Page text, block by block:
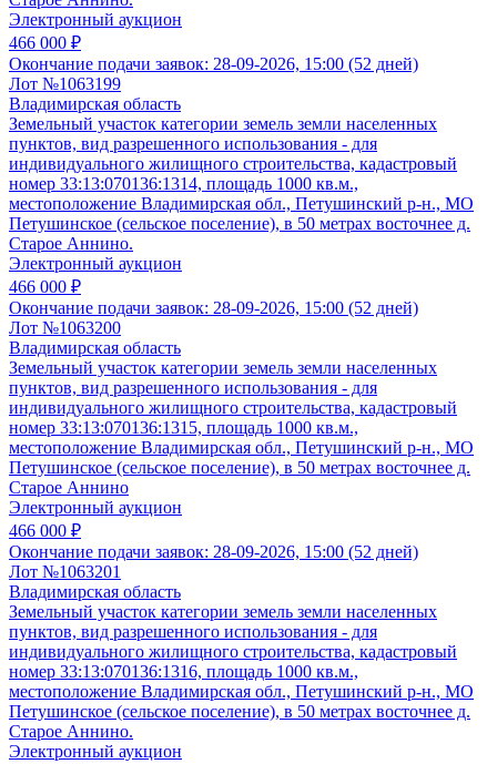
Электронный аукцион
466 000 ₽
Окончание подачи заявок: 28-09-2026, 15:00 (52 дней)
Лот №1063199
Владимирская область
Земельный участок категории земель земли населенных
пунктов, вид разрешенного использования - для
индивидуального жилищного строительства, кадастровый
номер 33:13:070136:1314, площадь 1000 кв.м.,
местоположение Владимирская обл., Петушинский р-н., МО
Петушинское (сельское поселение), в 50 метрах восточнее д.
Старое Аннино.
Электронный аукцион
466 000 ₽
Окончание подачи заявок: 28-09-2026, 15:00 (52 дней)
Лот №1063200
Владимирская область
Земельный участок категории земель земли населенных
пунктов, вид разрешенного использования - для
индивидуального жилищного строительства, кадастровый
номер 33:13:070136:1315, площадь 1000 кв.м.,
местоположение Владимирская обл., Петушинский р-н., МО
Петушинское (сельское поселение), в 50 метрах восточнее д.
Старое Аннино
Электронный аукцион
466 000 ₽
Окончание подачи заявок: 28-09-2026, 15:00 (52 дней)
Лот №1063201
Владимирская область
Земельный участок категории земель земли населенных
пунктов, вид разрешенного использования - для
индивидуального жилищного строительства, кадастровый
номер 33:13:070136:1316, площадь 1000 кв.м.,
местоположение Владимирская обл., Петушинский р-н., МО
Петушинское (сельское поселение), в 50 метрах восточнее д.
Старое Аннино.
Электронный аукцион